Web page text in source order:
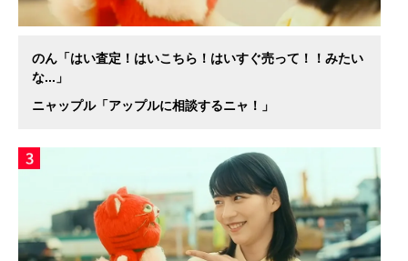
のん「はい査定！はいこちら！はいすぐ売って！！みたい
な...」
ニャップル「アップルに相談するニャ！」